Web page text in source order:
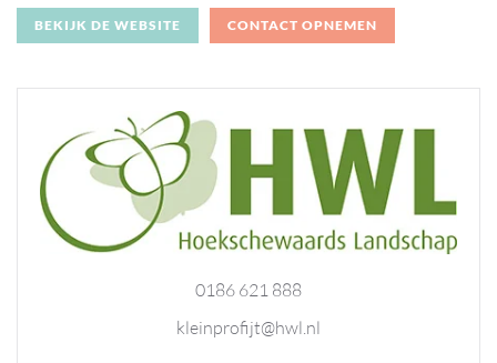
BEKIJK DE WEBSITE CONTACT OPNEMEN
0186 621 888
kleinprofijt@hwl.nl